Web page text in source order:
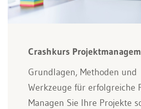
Crashkurs
Grundlagen, Methoden und
Werkzeuge für erfolgreiche
Managen Sie Ihre Projekte